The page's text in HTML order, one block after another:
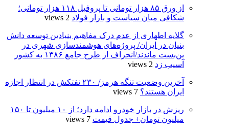
از ورق ۸۵ هزار تومانی تا پروفیل ۱۱۸ هزار تومانی؛
شکافی میان سیاست و بازار فولاد 2 views
گلایه اطهاری از عدم درک مفاهیم بنیادین توسعه دانش
بنیان در ایران/ پروژه‌های هوشمندسازی شهری در
بن‌بست ماندند/انحراف از طرح جامع ۱۳۸۶ به کشور
آسیب زد 2 views
آخرین وضعیت تنگه هرمز/ ۲۳۰ نفتکش در انتظار اجازه
ایران هستند؟ 7 views
ریزش در بازار خودرو ادامه دارد؛ از ۱۰ میلیون تا ۱۵۰
میلیون تومان+ جدول قیمت 7 views